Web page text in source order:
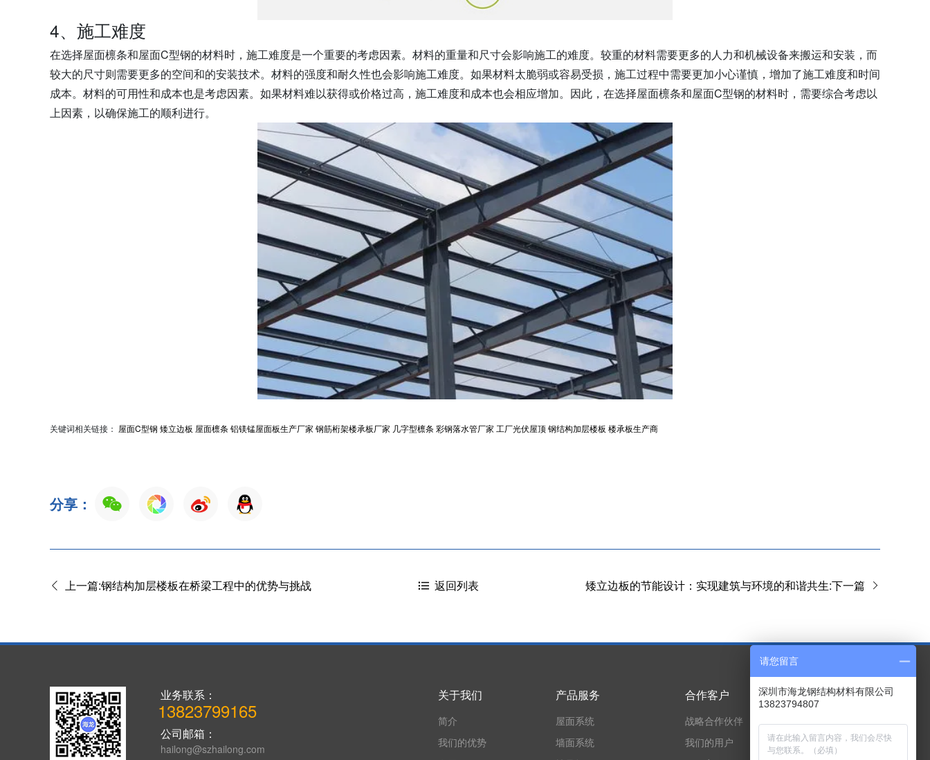
4、施工难度
在选择屋面檩条和屋面C型钢的材料时，施工难度是一个重要的考虑因素。材料的重量和尺寸会影响施工的难度。较重的材料需要更多的人力和机械设备来搬运和安装，而
较大的尺寸则需要更多的空间和的安装技术。材料的强度和耐久性也会影响施工难度。如果材料太脆弱或容易受损，施工过程中需要更加小心谨慎，增加了施工难度和时间
成本。材料的可用性和成本也是考虑因素。如果材料难以获得或价格过高，施工难度和成本也会相应增加。因此，在选择屋面檩条和屋面C型钢的材料时，需要综合考虑以
上因素，以确保施工的顺利进行。
关键词相关链接： 屋面C型钢 矮立边板 屋面檩条 铝镁锰屋面板生产厂家 钢筋桁架楼承板厂家 几字型檩条 彩钢落水管厂家 工厂光伏屋顶钢结构加层楼板 楼承板生产商
分享：
上一篇:钢结构加层楼板在桥梁工程中的优势与挑战 返回列表 矮立边板的节能设计：实现建筑与环境的和谐共生:下一篇
业务联系：
13823799165
公司邮箱：
hailong@szhailong.com
关于我们
简介
我们的优势
产品服务
屋面系统
墙面系统
合作客户
战略合作伙伴
我们的用户
技术实力
专利与荣誉证书
资质证书
请您留言
深圳市海龙钢结构材料有限公司
13823794807